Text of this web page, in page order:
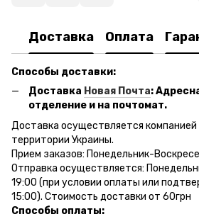
Доставка Оплата
Способы доставки:
Доставка Новая Почта:
отделение и на почтомат.
Доставка осуществляется компанией
территории Украины.
Прием заказов: Понедельник-
Отправка осуществляется:
19:00 (при условии оплаты или
15:00). Стоимость доставки от 60грн
Способы оплаты: